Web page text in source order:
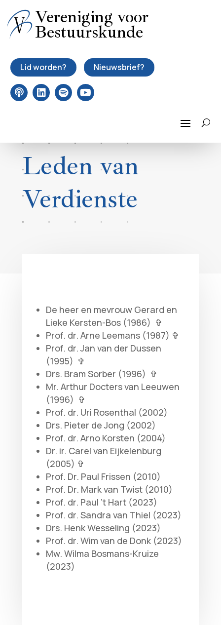
Vereniging voor
Bestuurskunde
Lid worden? Nieuwsbrief?
Leden van
Verdienste
De heer en mevrouw Gerard en
Lieke Kersten-Bos (1986) ✞
Prof. dr. Arne Leemans (1987) ✞
Prof. dr. Jan van der Dussen
(1995) ✞
Drs. Bram Sorber (1996) ✞
Mr. Arthur Docters van Leeuwen
(1996) ✞
Prof. dr. Uri Rosenthal (2002)
Drs. Pieter de Jong (2002)
Prof. dr. Arno Korsten (2004)
Dr. ir. Carel van Eijkelenburg
(2005) ✞
Prof. Dr. Paul Frissen (2010)
Prof. Dr. Mark van Twist (2010)
Prof. dr. Paul ’t Hart (2023)
Prof. dr. Sandra van Thiel (2023)
Drs. Henk Wesseling (2023)
Prof. dr. Wim van de Donk (2023)
Mw. Wilma Bosmans-Kruize
(2023)